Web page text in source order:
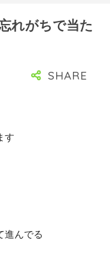
れがちで当た
す
進んでる